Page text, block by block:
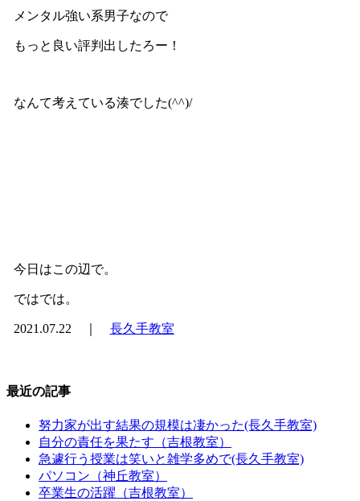
メンタル強い系男子なので
もっと良い評判出したろー！
なんて考えている湊でした(^^)/
今日はこの辺で。
ではでは。
2021.07.22 ｜ 長久手教室
最近の記事
努力家が出す結果の規模は凄かった(長久手教室)
自分の責任を果たす（吉根教室）
急遽行う授業は笑いと雑学多めで(長久手教室)
パソコン（神丘教室）
卒業生の活躍（吉根教室）